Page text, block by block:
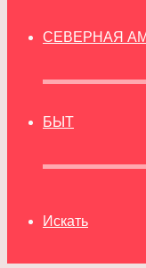
СЕВЕРНАЯ
БЫТ
Искать